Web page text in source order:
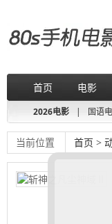
首页 电影
2026电影 | 国语
当前位置 首页 >